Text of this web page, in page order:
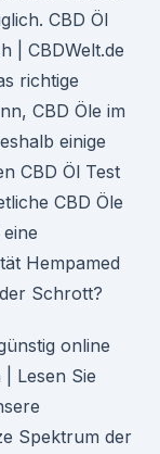
CBD Öl
| CBDWelt.de
richtige
CBD Öle im
einige
CBD Öl Test
CBD Öle
Hempamed
Schrott?
online
Lesen Sie
Spektrum der